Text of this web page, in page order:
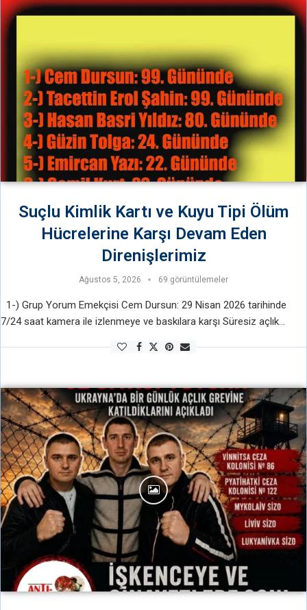
Suçlu Kimlik Kartı ve Kuyu Tipi Ölüm
Hücrelerine Karşı Devam Eden
Direnişlerimiz
Ağustos 5, 2026 69 görüntülemeler
1-) Grup Yorum Emekçisi Cem Dursun: 29 Nisan 2026 tarihinde
7/24 saat kamera ile izlenmeye ve baskılara karşı Süresiz açlık